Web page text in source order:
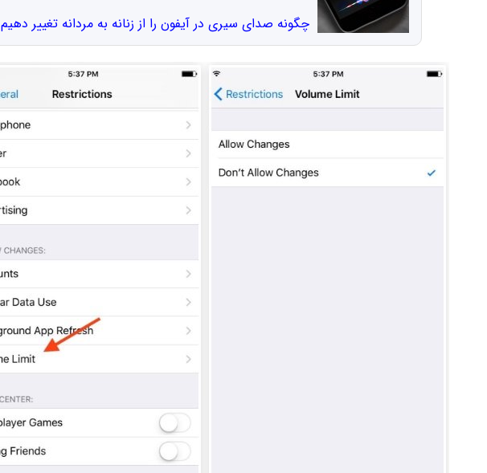
چگونه صدای سیری در آیفون را از زنانه به مردانه تغییر دهیم